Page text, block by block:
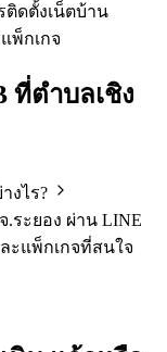
ดตั้งเน็ตบ้าน
พ็กเกจ
ที่ตำบลเชิง
งไร?
.ระยอง ผ่าน LINE
ละแพ็กเกจที่สนใจ